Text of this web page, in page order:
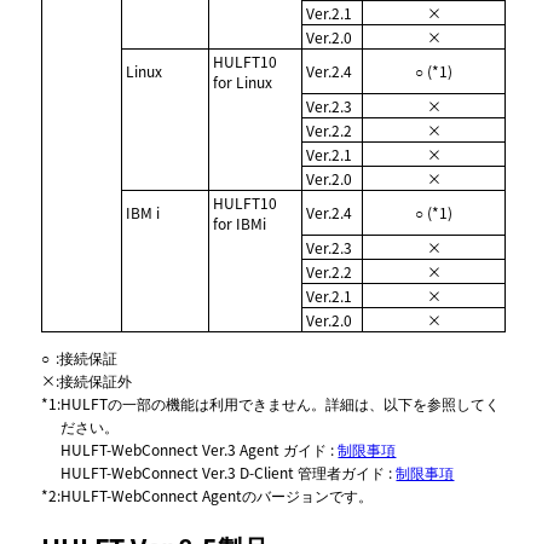
Ver.2.1
×
Ver.2.0
×
Linux
HULFT10
for Linux
Ver.2.4
○ (*1)
Ver.2.3
×
Ver.2.2
×
Ver.2.1
×
Ver.2.0
×
IBM i
HULFT10
for IBMi
Ver.2.4
○ (*1)
Ver.2.3
×
Ver.2.2
×
Ver.2.1
×
Ver.2.0
×
○ :接続保証
×:接続保証外
*1:HULFTの一部の機能は利用できません。詳細は、以下を参照してく
ださい。
HULFT-WebConnect Ver.3 Agent ガイド :制限事項
HULFT-WebConnect Ver.3 D-Client 管理者ガイド :制限事項
*2:HULFT-WebConnect Agentのバージョンです。